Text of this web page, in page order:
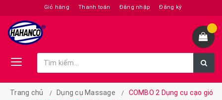
Giỏ hàng Thanh toán Đăng nhập Đăng ký
Trang chủ Dụng cụ Massage
COMBO 2 Dụng cụ cạo gió